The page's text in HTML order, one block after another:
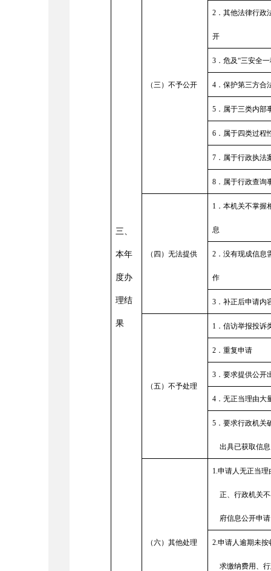
三、
本年
度办
理结
果
（三）不予公开
2 ．其他法律行政
开
3 ．危及“三安全
4 ．保护第三方合
5 ．属于三类内部
6 ．属于四类过程
7 ．属于行政执法
8 ．属于行政查询
（四）无法提供
1 ．本机关不掌握
息
2 ．没有现成信息
作
3 ．补正后申请内
（五）不予处理
1 ．信访举报投诉
2 ．重复申请
3 ．要求提供公开
4 ．无正当理由大
5 ．要求行政机关
出具已获取信息
（六）其他处理
1.申请人无正当理
正、行政机关
府信息公开申请
2.申请人逾期未按
求缴纳费用、